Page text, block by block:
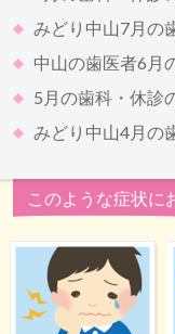
みどり中山7月の
中山の歯医者6月
5月の歯科・休診
みどり中山4月の
このような症状に